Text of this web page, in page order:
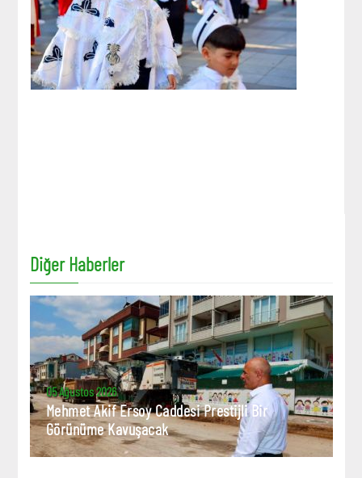
Diğer Haberler
05 Ağustos 2026
Mehmet Akif Ersoy Caddesi Prestijli Bir
Görünüme Kavuşacak